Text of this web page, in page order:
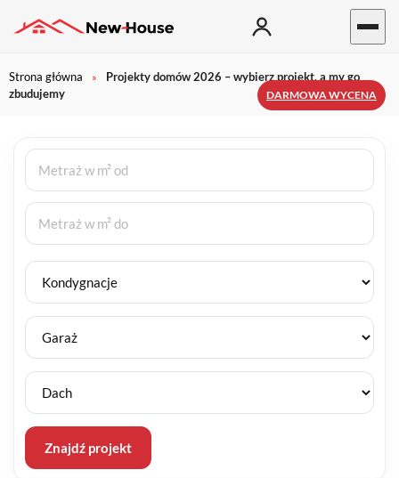
Strona główna »
Projekty domów 2026 – wybierz projekt, a my go
zbudujemy
Znajdź projekt
DARMOWA WYCENA